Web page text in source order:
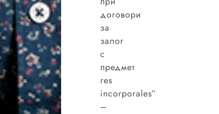
договори
за
залог
с
предмет
res
incorporales”
–